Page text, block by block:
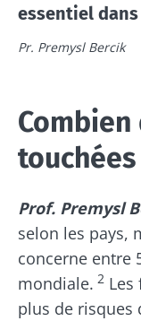
essentiel dans
Pr. Premysl Bercik
Prof. Premysl
selon les pays,
concerne entre
mondiale. 2 Les
plus de risques